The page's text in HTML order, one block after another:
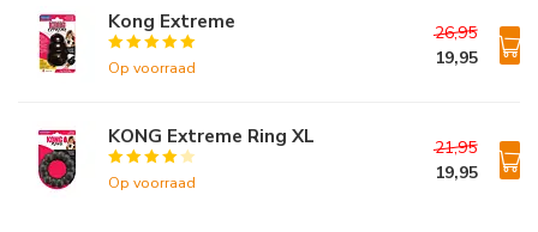
Kong Extreme
Op voorraad
26,95
19,95
KONG Extreme Ring XL
Op voorraad
21,95
19,95